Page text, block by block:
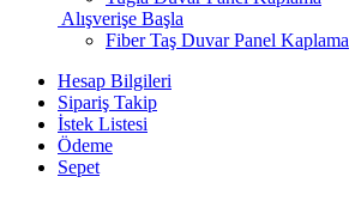
Alışverişe Başla
Fiber Taş Duvar Panel Kaplama
Hesap Bilgileri
Sipariş Takip
İstek Listesi
Ödeme
Sepet